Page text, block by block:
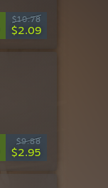
$10.78
$2.09
$9.88
$2.95